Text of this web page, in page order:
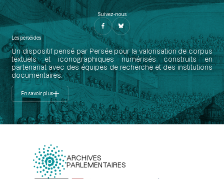
Suivez-nous
Les perséides
Un dispositif pensé par Persée pour la valorisation de corpus
textuels et iconographiques numérisés construits en
partenariat avec des équipes de recherche et des institutions
documentaires.
En savoir plus
ARCHIVES
PARLEMENTAIRES